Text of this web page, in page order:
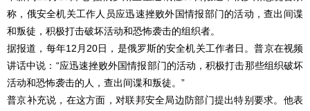
称，俄安全机关工作人员应迅速挫败外国情报部门的活动，查出间谍
和叛徒，积极打击破坏活动和恐怖袭击的组织者。
据报道，每年12月20日，是俄罗斯的安全机关工作者日。普京在视频
讲话中说：“应迅速挫败外国情报部门的活动，积极打击那些组织破坏
活动和恐怖袭击的人，查出间谍和叛徒。”
普京补充说，在这方面，对联邦安全局边防部门提出特别要求。他表